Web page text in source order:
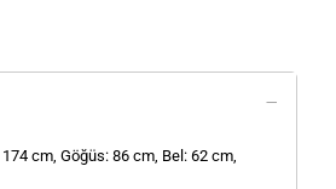
174 cm, Göğüs: 86 cm, Bel: 62 cm,